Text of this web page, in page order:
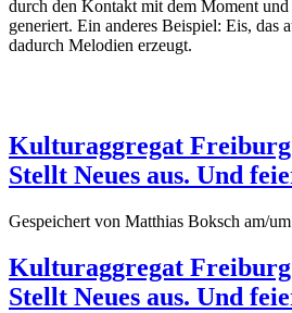
durch den Kontakt mit dem Moment
generiert. Ein anderes Beispiel: Eis, das
dadurch Melodien erzeugt.
Kulturaggregat
Stellt Neues aus. Und
Gespeichert von Matthias Boksch am/
Kulturaggregat
Stellt Neues aus. Und